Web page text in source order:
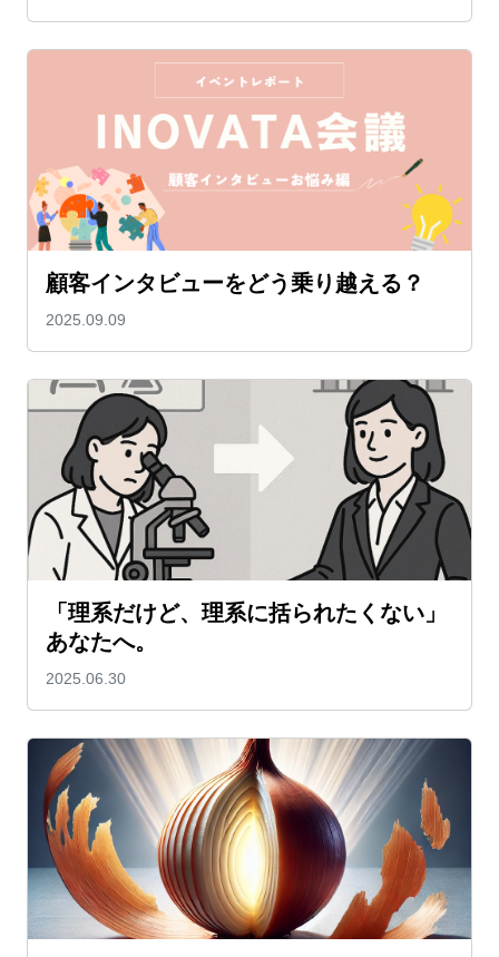
顧客インタビューをどう乗り越える？
2025.09.09
「理系だけど、理系に括られたくない」
あなたへ。
2025.06.30